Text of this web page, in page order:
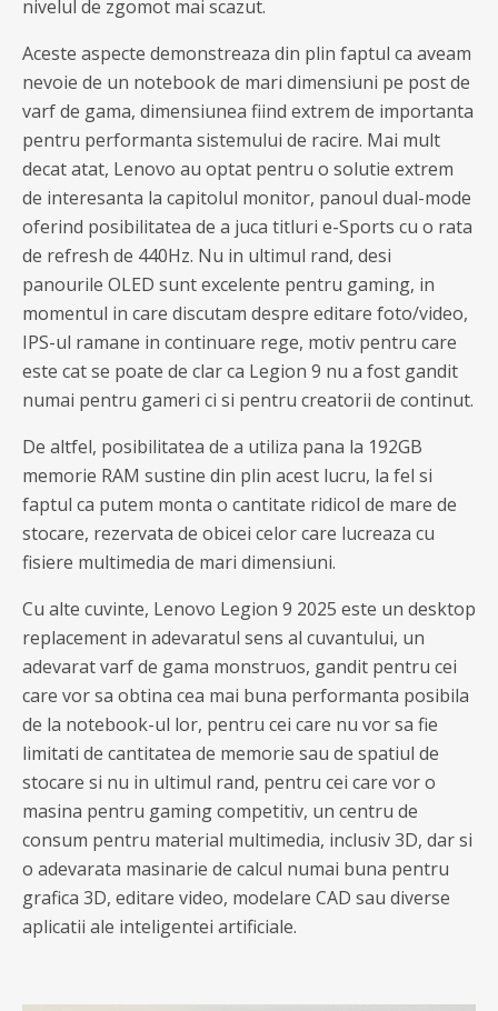
nivelul de zgomot mai scazut.
Aceste aspecte demonstreaza din plin faptul ca aveam
nevoie de un notebook de mari dimensiuni pe post de
varf de gama, dimensiunea fiind extrem de importanta
pentru performanta sistemului de racire. Mai mult
decat atat, Lenovo au optat pentru o solutie extrem
de interesanta la capitolul monitor, panoul dual-mode
oferind posibilitatea de a juca titluri e-Sports cu o rata
de refresh de 440Hz. Nu in ultimul rand, desi
panourile OLED sunt excelente pentru gaming, in
momentul in care discutam despre editare foto/video,
IPS-ul ramane in continuare rege, motiv pentru care
este cat se poate de clar ca Legion 9 nu a fost gandit
numai pentru gameri ci si pentru creatorii de continut.
De altfel, posibilitatea de a utiliza pana la 192GB
memorie RAM sustine din plin acest lucru, la fel si
faptul ca putem monta o cantitate ridicol de mare de
stocare, rezervata de obicei celor care lucreaza cu
fisiere multimedia de mari dimensiuni.
Cu alte cuvinte, Lenovo Legion 9 2025 este un desktop
replacement in adevaratul sens al cuvantului, un
adevarat varf de gama monstruos, gandit pentru cei
care vor sa obtina cea mai buna performanta posibila
de la notebook-ul lor, pentru cei care nu vor sa fie
limitati de cantitatea de memorie sau de spatiul de
stocare si nu in ultimul rand, pentru cei care vor o
masina pentru gaming competitiv, un centru de
consum pentru material multimedia, inclusiv 3D, dar si
o adevarata masinarie de calcul numai buna pentru
grafica 3D, editare video, modelare CAD sau diverse
aplicatii ale inteligentei artificiale.